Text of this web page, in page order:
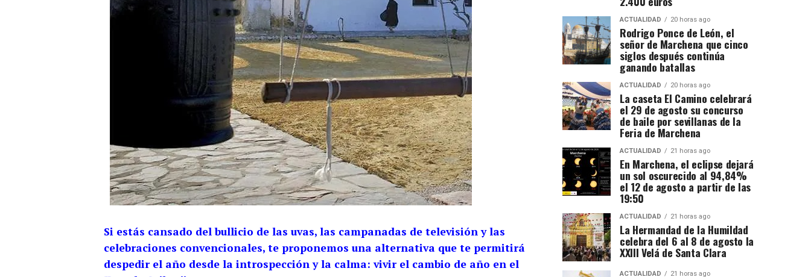
Si estás cansado del bullicio de las uvas, las campanadas de televisión y las
celebraciones convencionales, te proponemos una alternativa que te permitirá
despedir el año desde la introspección y la calma: vivir el cambio de año en el
ACTUALIDAD 20 horas ago
Rodrigo Ponce de León, el
señor de Marchena que cinco
siglos después continúa
ganando batallas
ACTUALIDAD 20 horas ago
La caseta El Camino celebrará
el 29 de agosto su concurso
de baile por sevillanas de la
Feria de Marchena
ACTUALIDAD 21 horas ago
En Marchena, el eclipse dejará
un sol oscurecido al 94,84%
el 12 de agosto a partir de las
19:50
ACTUALIDAD 21 horas ago
La Hermandad de la Humildad
celebra del 6 al 8 de agosto la
XXIII Velá de Santa Clara
ACTUALIDAD 21 horas ago